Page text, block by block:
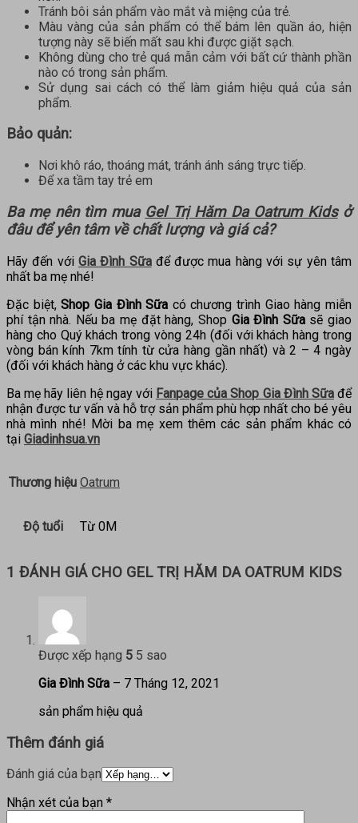
Tránh bôi sản phẩm vào mắt và miệng của trẻ.
Màu vàng của sản phẩm có thể bám lên quần áo, hiện
tượng này sẽ biến mất sau khi được giặt sạch.
Không dùng cho trẻ quá mẫn cảm với bất cứ thành phần
nào có trong sản phẩm.
Sử dụng sai cách có thể làm giảm hiệu quả của sản
phẩm.
Bảo quản:
Nơi khô ráo, thoáng mát, tránh ánh sáng trực tiếp.
Để xa tầm tay trẻ em
Ba mẹ nên tìm mua Gel Trị Hăm Da Oatrum Kidsở
đâu để yên tâm về chất lượng và giá cả?
Hãy đến với Gia Đình Sữađể được mua hàng với sự yên tâm
nhất ba mẹ nhé!
Đặc biệt,Shop Gia Đình Sữa có chương trình Giao hàng miễn
phí tận nhà. Nếu ba mẹ đặt hàng, Shop Gia Đình Sữasẽ giao
hàng cho Quý khách trong vòng 24h (đối với khách hàng trong
vòng bán kính 7km tính từ cửa hàng gần nhất) và 2 – 4 ngày
(đối với khách hàng ở các khu vực khác).
Ba mẹ hãy liên hệ ngay với Fanpage của Shop Gia Đình Sữađể
nhận được tư vấn và hỗ trợ sản phẩm phù hợp nhất cho bé yêu
nhà mình nhé! Mời ba mẹ xem thêm các sản phẩm khác có
tại Giadinhsua.vn
Thương hiệu Oatrum
Độ tuổi Từ 0M
1 ĐÁNH GIÁ CHO GEL TRỊ HĂM DA OATRUM KIDS
Được xếp hạng 5 5 sao
Gia Đình Sữa – 7 Tháng 12, 2021
sản phẩm hiệu quả
Thêm đánh giá
Đánh giá của bạn
Nhận xét của bạn *